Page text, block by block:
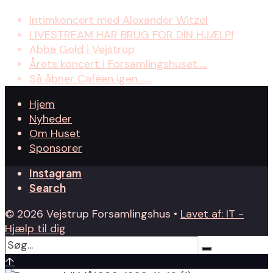
Intimkoncert med Alexander Witzel
LIVESTREAM HAR BRUG FOR DIN HJÆLP!
Abba Gold i Vejstrup
Årets koncert i Forsamlingshuset…..
Så åbner Caféen igen…….
Hjem
Nyheder
Om Huset
Sponsorer
Instagram
Search
© 2026 Vejstrup Forsamlingshus • Lavet af: IT -
Hjælp til dig
↑